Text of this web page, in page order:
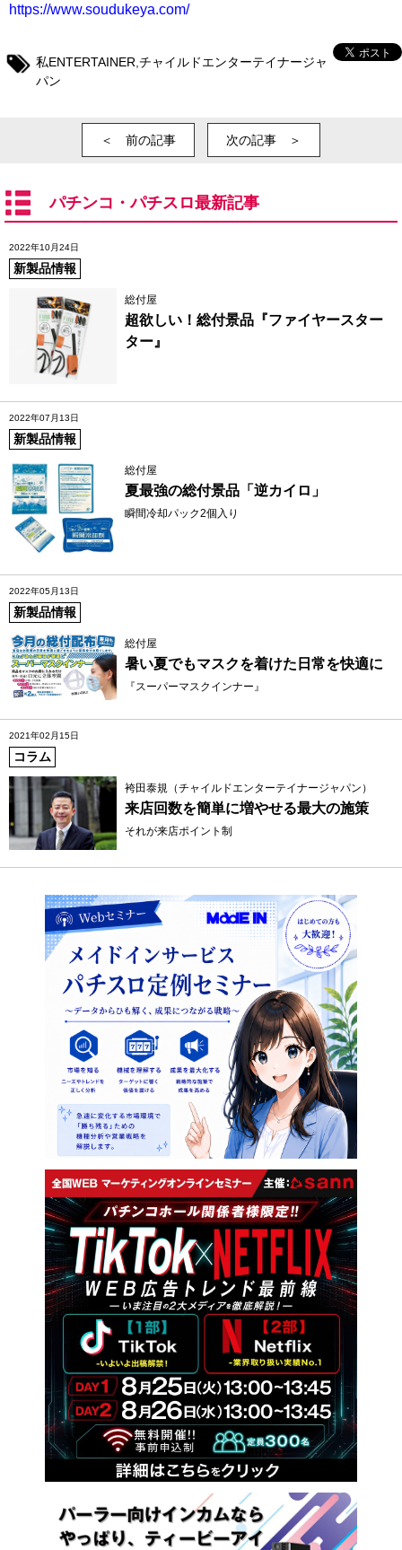
https://www.soudukeya.com/
私ENTERTAINER チャイルドエンターテイナージャ
パン
＜ 前の記事 次の記事 ＞
パチンコ・パチスロ最新記事
2022年10月24日
新製品情報
総付屋
超欲しい！総付景品『ファイヤースター
ター』
2022年07月13日
新製品情報
総付屋
夏最強の総付景品「逆カイロ」
瞬間冷却パック2個入り
2022年05月13日
新製品情報
総付屋
暑い夏でもマスクを着けた日常を快適に
『スーパーマスクインナー』
2021年02月15日
コラム
袴田泰規（チャイルドエンターテイナージャパン）
来店回数を簡単に増やせる最大の施策
それが来店ポイント制